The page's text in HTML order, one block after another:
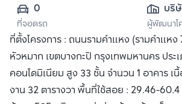
0
ที่จอดรถ
บริ
(มห
ผู้พัฒนาโ
ที่ตั้งโครงการ : ถนนรามคำแหง (รามคำแหง
หัวหมาก เขตบางกะปิ กรุงเทพมหานคร ประเภ
คอนโดมิเนียม สูง 33 ชั้น จำนวน 1 อาคาร เนื้อ
งาน 32 ตารางวา พื้นที่ใช้สอย : 29.46-60.4